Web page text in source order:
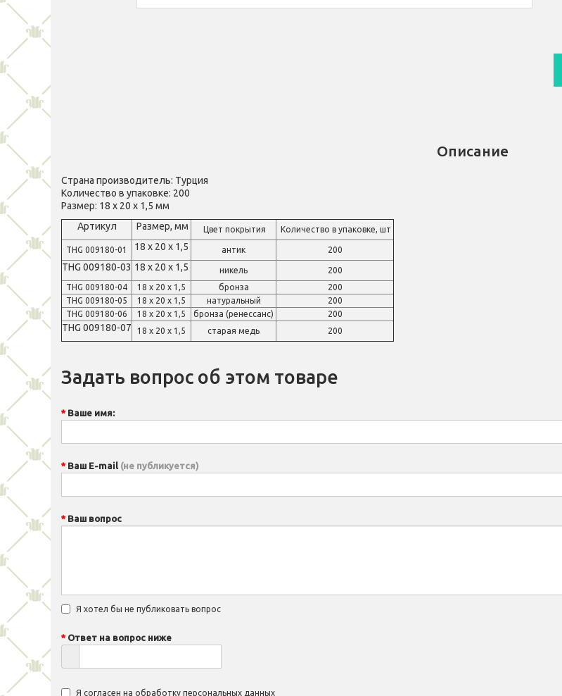
Описание
Страна производитель: Турция
Количество в упаковке: 200
Размер: 18 х 20 х 1,5 мм
Артикул
Размер, мм Цвет покрытия Количество в упаковке, шт
THG 009180-01 18 х 20 х 1,5 антик 200
THG 009180-03 18 х 20 х 1,5 никель
200
THG 009180-04
18 х 20 х 1,5 бронза
200
THG 009180-05
18 х 20 х 1,5 натуральный
200
THG 009180-06
18 х 20 х 1,5 бронза (ренессанс) 200
THG 009180-07 18 х 20 х 1,5 старая медь 200
Задать вопрос об этом товаре
Ваше имя:
Ваш E-mail (не публикуется)
Ваш вопрос
Я хотел бы не публиковать вопрос
Ответ на вопрос ниже
Я согласен на обработку персональных данных